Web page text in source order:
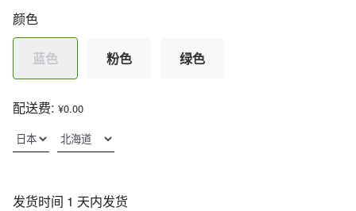
颜色
蓝色 粉色 绿色
配送费: ¥0.00
发货时间 1 天内发货